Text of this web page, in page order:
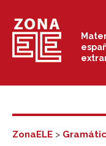
contenido
ZonaELE >